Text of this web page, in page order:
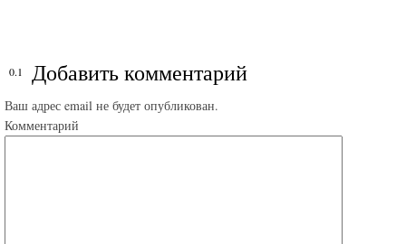
Добавить комментарий
Ваш адрес email не будет опубликован.
Комментарий